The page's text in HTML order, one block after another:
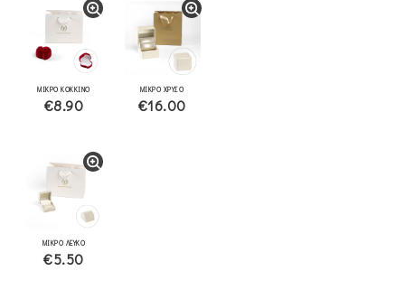
ΜΙΚΡΟ ΚΟΚΚΙΝΟ
€8.90
ΜΙΚΡΟ ΧΡΥΣΟ
€16.00
ΜΙΚΡΟ ΛΕΥΚΟ
€5.50